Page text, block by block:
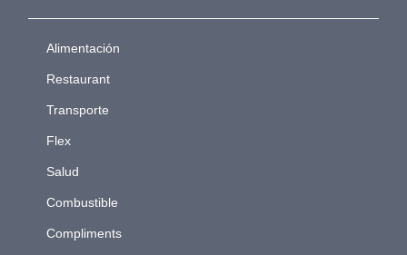
Alimentación
Restaurant
Transporte
Flex
Salud
Combustible
Compliments